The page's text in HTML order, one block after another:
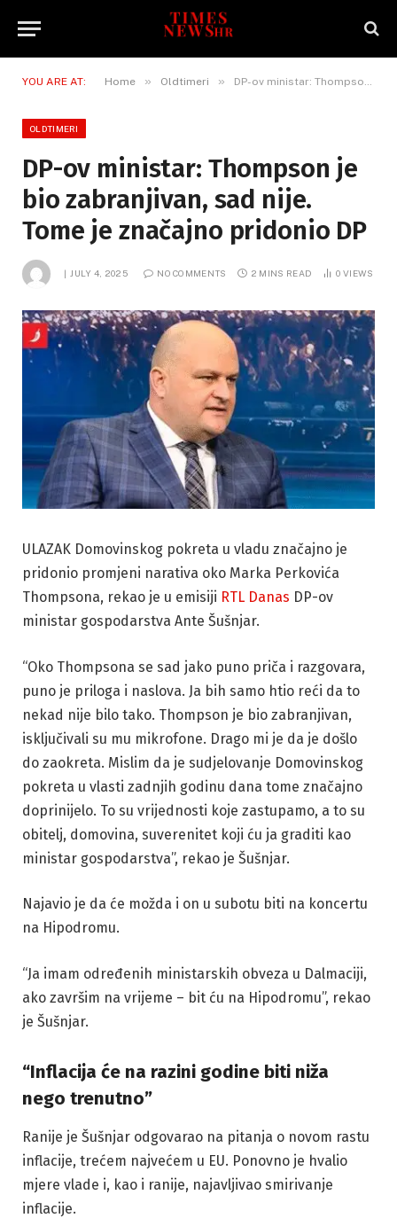
YOU ARE AT: Home » Oldtimeri » DP-ov ministar: Thompson je bio zabranjivan, sad nije. Tome je značajno pridonio DP
OLDTIMERI
DP-ov ministar: Thompson je
bio zabranjivan, sad nije.
Tome je značajno pridonio DP
JULY 4, 2025 NO COMMENTS 2 MINS READ 0VIEWS
ULAZAK Domovinskog pokreta u vladu značajno je
pridonio promjeni narativa oko Marka Perkovića
Thompsona, rekao je u emisiji RTL Danas DP-ov
ministar gospodarstva Ante Šušnjar.
“Oko Thompsona se sad jako puno priča i razgovara,
puno je priloga i naslova. Ja bih samo htio reći da to
nekad nije bilo tako. Thompson je bio zabranjivan,
isključivali su mu mikrofone. Drago mi je da je došlo
do zaokreta. Mislim da je sudjelovanje Domovinskog
pokreta u vlasti zadnjih godinu dana tome značajno
doprinijelo. To su vrijednosti koje zastupamo, a to su
obitelj, domovina, suverenitet koji ću ja graditi kao
ministar gospodarstva”, rekao je Šušnjar.
Najavio je da će možda i on u subotu biti na koncertu
na Hipodromu.
“Ja imam određenih ministarskih obveza u Dalmaciji,
ako završim na vrijeme – bit ću na Hipodromu”, rekao
je Šušnjar.
“Inflacija će na razini godine biti niža
nego trenutno”
Ranije je Šušnjar odgovarao na pitanja o novom rastu
inflacije, trećem najvećem u EU. Ponovno je hvalio
mjere vlade i, kao i ranije, najavljivao smirivanje
inflacije.